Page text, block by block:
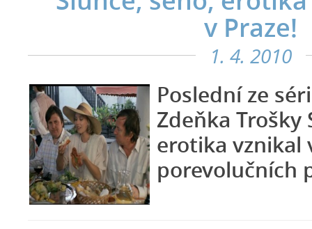
v Praze!
1. 4. 2010
Poslední ze
Zdeňka Trošky
erotika vznikal
porevolučních